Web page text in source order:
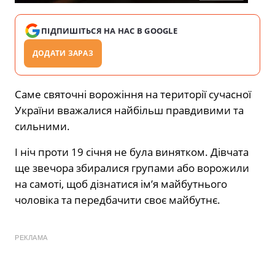
ПІДПИШІТЬСЯ НА НАС В GOOGLE
ДОДАТИ ЗАРАЗ
Саме святочні ворожіння на території сучасної
України вважалися найбільш правдивими та
сильними.
І ніч проти 19 січня не була винятком. Дівчата
ще звечора збиралися групами або ворожили
на самоті, щоб дізнатися ім’я майбутнього
чоловіка та передбачити своє майбутнє.
РЕКЛАМА